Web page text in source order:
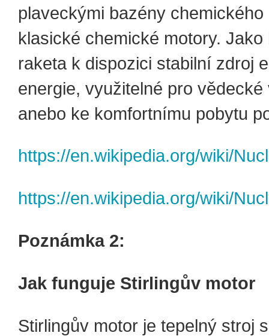
plaveckými bazény chemického
klasické chemické motory. Jako
raketa k dispozici stabilní zdroj
energie, využitelné pro
anebo ke komfortnímu pobytu
https://en.wikipedia.org/wiki/
https://en.wikipedia.org/wiki/
Poznámka 2:
Jak funguje Stirlingův motor
Stirlingův motor je tepelný stroj